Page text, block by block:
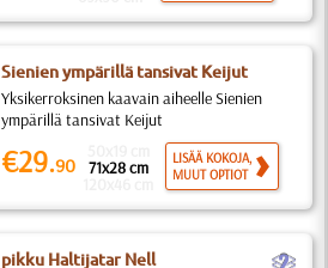
Sienien ympärillä tansivat Keijut
Yksikerroksinen kaavain aiheelle Sienien
ympärillä tansivat Keijut
€29.90 71x28 cm
LISÄÄ KOKOJA,
MUUT OPTIOT
pikku Haltijatar Nell